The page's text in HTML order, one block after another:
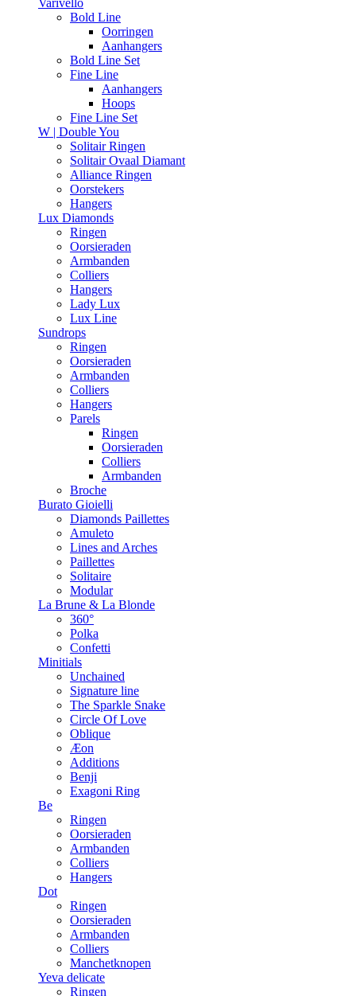
Varivello
Bold Line
Oorringen
Aanhangers
Bold Line Set
Fine Line
Aanhangers
Hoops
Fine Line Set
W | Double You
Solitair Ringen
Solitair Ovaal Diamant
Alliance Ringen
Oorstekers
Hangers
Lux Diamonds
Ringen
Oorsieraden
Armbanden
Colliers
Hangers
Lady Lux
Lux Line
Sundrops
Ringen
Oorsieraden
Armbanden
Colliers
Hangers
Parels
Ringen
Oorsieraden
Colliers
Armbanden
Broche
Burato Gioielli
Diamonds Paillettes
Amuleto
Lines and Arches
Paillettes
Solitaire
Modular
La Brune & La Blonde
360°
Polka
Confetti
Minitials
Unchained
Signature line
The Sparkle Snake
Circle Of Love
Oblique
Æon
Additions
Benji
Exagoni Ring
Be
Ringen
Oorsieraden
Armbanden
Colliers
Hangers
Dot
Ringen
Oorsieraden
Armbanden
Colliers
Manchetknopen
Yeva delicate
Ringen